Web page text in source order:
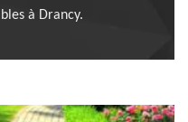
à Drancy.